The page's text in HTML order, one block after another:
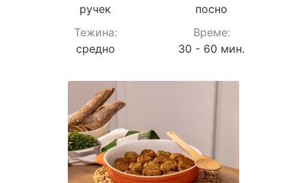
ручек
посно
Teжина:
средно
Време:
30 - 60 мин.